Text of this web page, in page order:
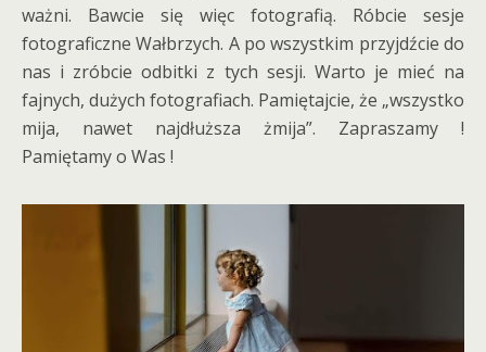
ważni. Bawcie się więc fotografią. Róbcie sesje
fotograficzne Wałbrzych. A po wszystkim przyjdźcie do
nas i zróbcie odbitki z tych sesji. Warto je mieć na
fajnych, dużych fotografiach. Pamiętajcie, że „wszystko
mija, nawet najdłuższa żmija”. Zapraszamy !
Pamiętamy o Was !